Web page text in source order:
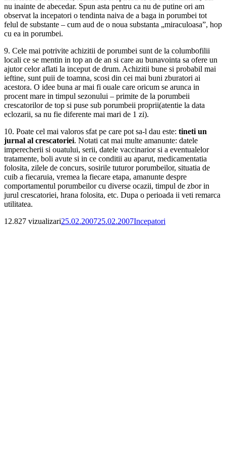
nu inainte de abecedar. Spun asta pentru ca nu de putine ori am
observat la incepatori o tendinta naiva de a baga in porumbei tot
felul de substante – cum aud de o noua substanta „miraculoasa”, hop
cu ea in porumbei.
9. Cele mai potrivite achizitii de porumbei sunt de la columbofilii
locali ce se mentin in top an de an si care au bunavointa sa ofere un
ajutor celor aflati la inceput de drum. Achizitii bune si probabil mai
ieftine, sunt puii de toamna, scosi din cei mai buni zburatori ai
acestora. O idee buna ar mai fi ouale care oricum se arunca in
procent mare in timpul sezonului – primite de la porumbeii
crescatorilor de top si puse sub porumbeii proprii(atentie la data
eclozarii, sa nu fie diferente mai mari de 1 zi).
10. Poate cel mai valoros sfat pe care pot sa-l dau este: tineti un
jurnal al crescatoriei. Notati cat mai multe amanunte: datele
imperecherii si ouatului, serii, datele vaccinarior si a eventualelor
tratamente, boli avute si in ce conditii au aparut, medicamentatia
folosita, zilele de concurs, sosirile tuturor porumbeilor, situatia de
cuib a fiecaruia, vremea la fiecare etapa, amanunte despre
comportamentul porumbeilor cu diverse ocazii, timpul de zbor in
jurul crescatoriei, hrana folosita, etc. Dupa o perioada ii veti remarca
utilitatea.
12.827 vizualizariPublicat
25.02.200725.02.2007Categorii
Incepatori